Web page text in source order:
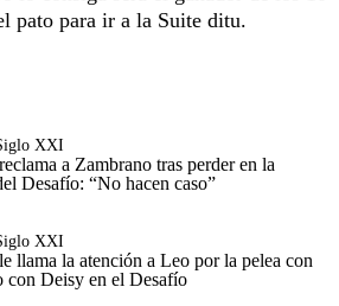
pato para ir a la Suite ditu.
XXI
a Zambrano tras perder en la
Desafío: “No hacen caso”
XXI
llama la atención a Leo por la pelea con
con Deisy en el Desafío